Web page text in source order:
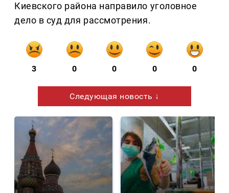
Киевского района направило уголовное
дело в суд для рассмотрения.
3 0 0 0 0
Следующая новость ↓